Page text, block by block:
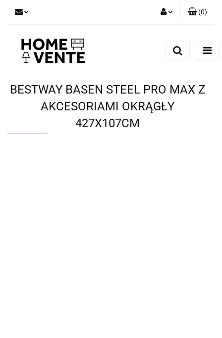
(0)
BESTWAY BASEN STEEL PRO MAX Z
AKCESORIAMI OKRĄGŁY
427X107CM